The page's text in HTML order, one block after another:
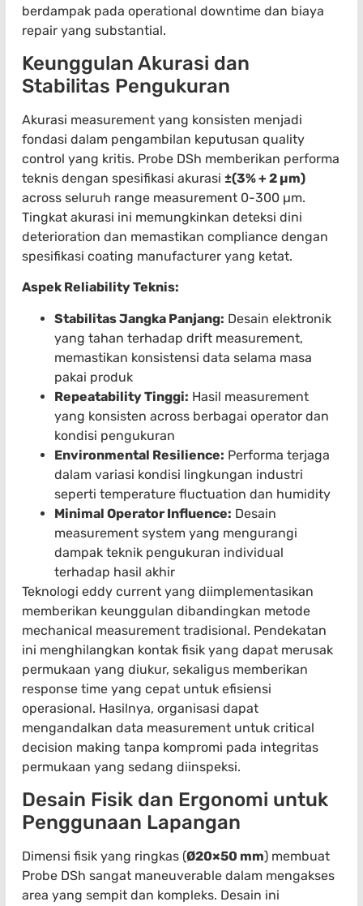
berdampak pada operational downtime dan biaya
repair yang substantial.
Keunggulan Akurasi dan
Stabilitas Pengukuran
Akurasi measurement yang konsisten menjadi
fondasi dalam pengambilan keputusan quality
control yang kritis. Probe DSh memberikan performa
teknis dengan spesifikasi akurasi ±(3% + 2 µm)
across seluruh range measurement 0-300 µm.
Tingkat akurasi ini memungkinkan deteksi dini
deterioration dan memastikan compliance dengan
spesifikasi coating manufacturer yang ketat.
Aspek Reliability Teknis:
Stabilitas Jangka Panjang: Desain elektronik
yang tahan terhadap drift measurement,
memastikan konsistensi data selama masa
pakai produk
Repeatability Tinggi: Hasil measurement
yang konsisten across berbagai operator dan
kondisi pengukuran
Environmental Resilience: Performa terjaga
dalam variasi kondisi lingkungan industri
seperti temperature fluctuation dan humidity
Minimal Operator Influence: Desain
measurement system yang mengurangi
dampak teknik pengukuran individual
terhadap hasil akhir
Teknologi eddy current yang diimplementasikan
memberikan keunggulan dibandingkan metode
mechanical measurement tradisional. Pendekatan
ini menghilangkan kontak fisik yang dapat merusak
permukaan yang diukur, sekaligus memberikan
response time yang cepat untuk efisiensi
operasional. Hasilnya, organisasi dapat
mengandalkan data measurement untuk critical
decision making tanpa kompromi pada integritas
permukaan yang sedang diinspeksi.
Desain Fisik dan Ergonomi untuk
Penggunaan Lapangan
Dimensi fisik yang ringkas (Ø20×50 mm) membuat
Probe DSh sangat maneuverable dalam mengakses
area yang sempit dan kompleks. Desain ini